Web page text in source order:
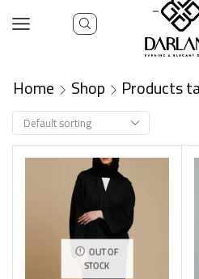
Home Shop
OUT OF
STOCK